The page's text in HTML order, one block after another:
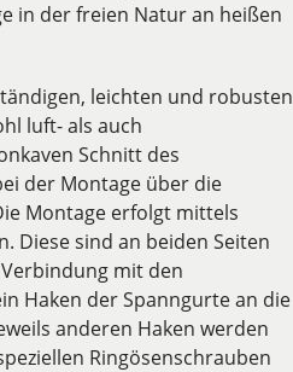
in der freien Natur an heißen
leichten und robusten
luft- als auch
Schnitt des
der Montage über die
Montage erfolgt mittels
Diese sind an beiden Seiten
mit den
Haken der Spanngurte an die
anderen Haken werden
Ringösenschrauben